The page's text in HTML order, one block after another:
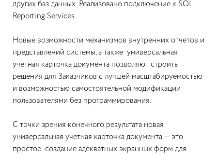
других баз данных. Реализовано подключение к SQL
Reporting Services.
Новые возможности механизмов внутренних отчетов и
представлений системы, а также универсальная
учетная карточка документа позволяют строить
решения для Заказчиков с лучшей масштабируемостью
и возможностью самостоятельной модификации
пользователями без программирования.
С точки зрения конечного результата новая
универсальная учетная карточка документа — это
простое создание адекватных экранных форм для